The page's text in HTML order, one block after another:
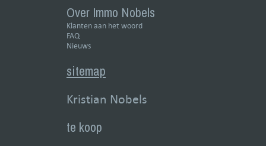
Over Immo Nobels
Klanten aan het woord
FAQ
Nieuws
sitemap
Kristian Nobels
te koop